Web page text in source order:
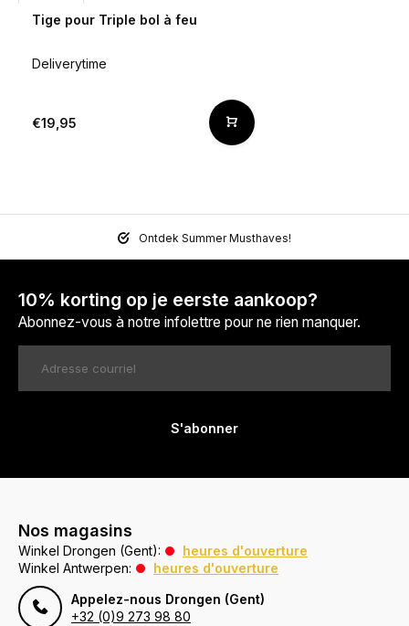
Tige pour Triple bol à feu
Deliverytime
€19,95
Ontdek Summer Musthaves!
10% korting op je eerste aankoop?
Abonnez-vous à notre infolettre pour ne rien manquer.
S'abonner
Nos magasins
Winkel Drongen (Gent):
heures d'ouverture
Winkel Antwerpen:
heures d'ouverture
Appelez-nous Drongen (Gent)
+32 (0)9 273 98 80